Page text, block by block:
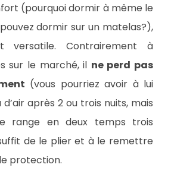
(pourquoi dormir à même le
dormir sur un matelas?),
versatile. Contrairement à
sur le marché, il ne perd pas
(vous pourriez avoir à lui
après 2 ou trois nuits, mais
range en deux temps trois
de le plier et à le remettre
protection.